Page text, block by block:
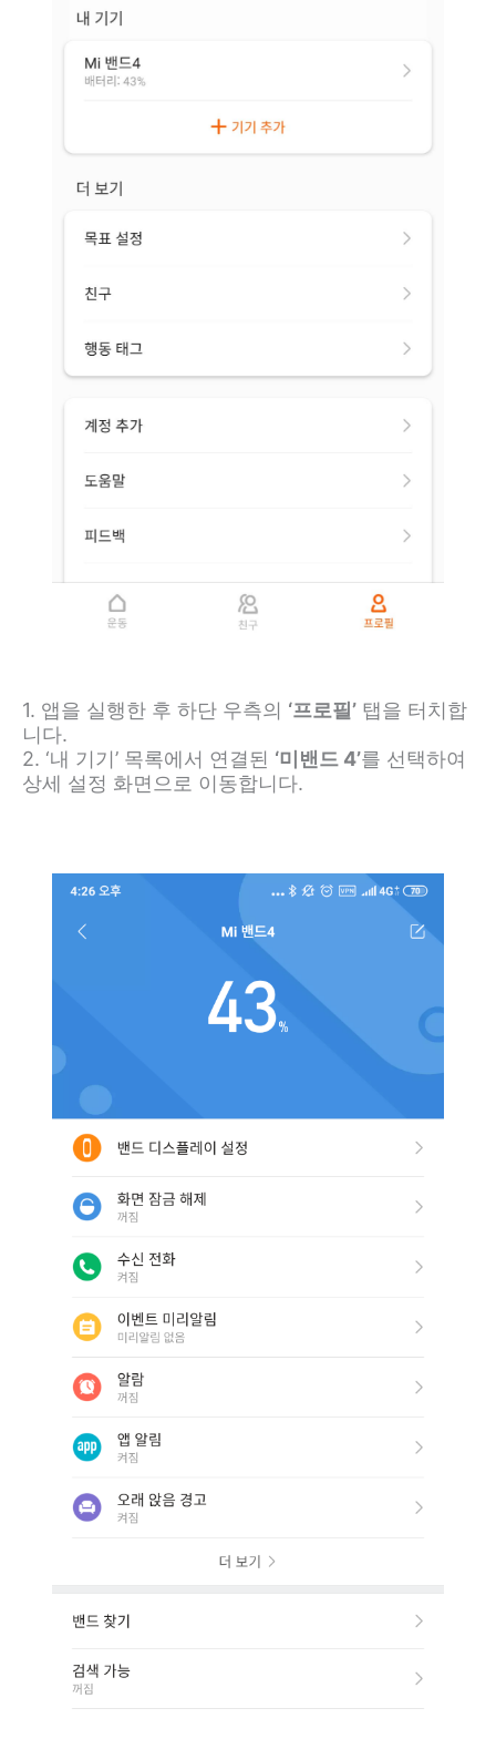
1. 앱을 실행한 후 하단 우측의 ‘프로필’ 탭을 터치합
니다.
2. ‘내 기기’ 목록에서 연결된 ‘미밴드 4’를 선택하여
상세 설정 화면으로 이동합니다.